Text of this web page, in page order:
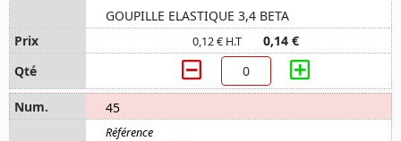
GOUPILLE ELASTIQUE 3,4 BETA
0,12 € H.T 0,14 €
45